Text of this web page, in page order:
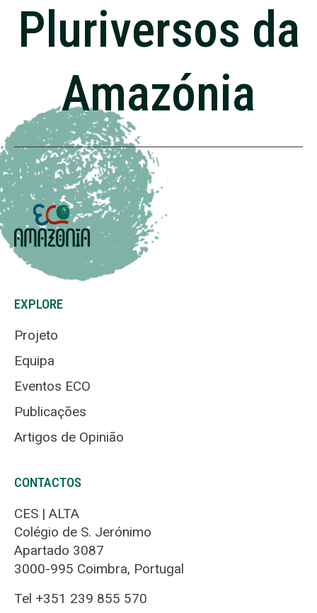
Pluriversos da
Amazónia
EXPLORE
Projeto
Equipa
Eventos ECO
Publicações
Artigos de Opinião
CONTACTOS
CES | ALTA
Colégio de S. Jerónimo
Apartado 3087
3000-995 Coimbra, Portugal
Tel +351 239 855 570